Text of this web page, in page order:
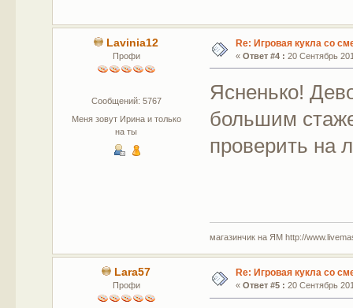
Lavinia12
Профи
Сообщений: 5767
Меня зовут Ирина и только
на ты
Re: Игровая кукла со
« Ответ #4 : 20 Сентябрь
Ясненько!
большим
проверить на
магазинчик на ЯМ http://
Lara57
Профи
Re: Игровая кукла со
« Ответ #5 : 20 Сентябрь